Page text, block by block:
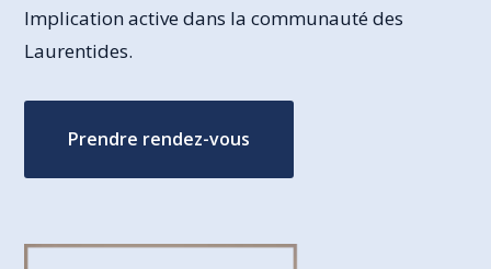
Implication active dans la communauté des
Laurentides.
Prendre rendez-vous